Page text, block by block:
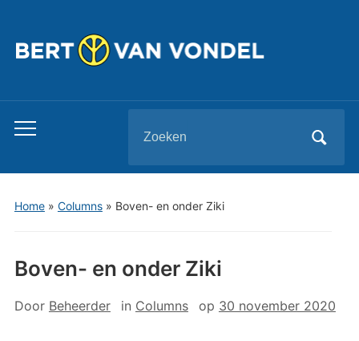
Toggle
menu
naar:
Home» Columns» Boven- en onder Ziki
Boven- en onder Ziki
Door Beheerder in Columns op 30 november 2020